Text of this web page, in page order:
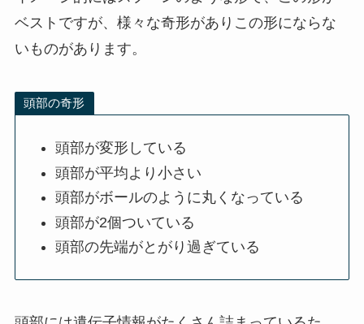
ベストですが、様々な奇形がありこの形にならな
いものがあります。
頭部の奇形
頭部が変形している
頭部が平均より小さい
頭部がボールのように丸くなっている
頭部が2個ついている
頭部の先端がとがり過ぎている